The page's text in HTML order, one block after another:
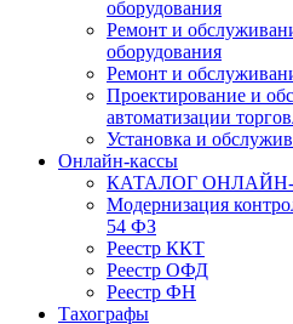
оборудования
Ремонт и
оборудования
Ремонт и
Проектирование и
автоматизации
Установка и
Онлайн-кассы
КАТАЛОГ
Модернизация
54 ФЗ
Реестр ККТ
Реестр ОФД
Реестр ФН
Тахографы